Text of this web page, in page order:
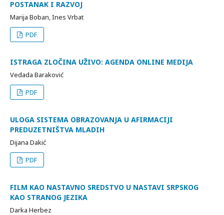
POSTANAK I RAZVOJ
Marija Boban, Ines Vrbat
PDF
ISTRAGA ZLOČINA UŽIVO: AGENDA ONLINE MEDIJA
Vedada Baraković
PDF
ULOGA SISTEMA OBRAZOVANJA U AFIRMACIJI
PREDUZETNIŠTVA MLADIH
Dijana Dakić
PDF
FILM KAO NASTAVNO SREDSTVO U NASTAVI SRPSKOG
KAO STRANOG JEZIKA
Darka Herbez